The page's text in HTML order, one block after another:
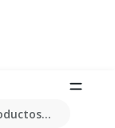
más